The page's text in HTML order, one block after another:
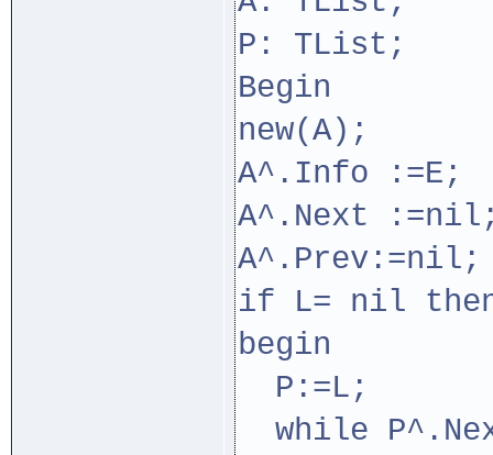
P: TList;
Begin
new(A);
A^.Info :=E;
A^.Next
A^.Prev:=nil;
if L= nil
begin
P:=L;
while